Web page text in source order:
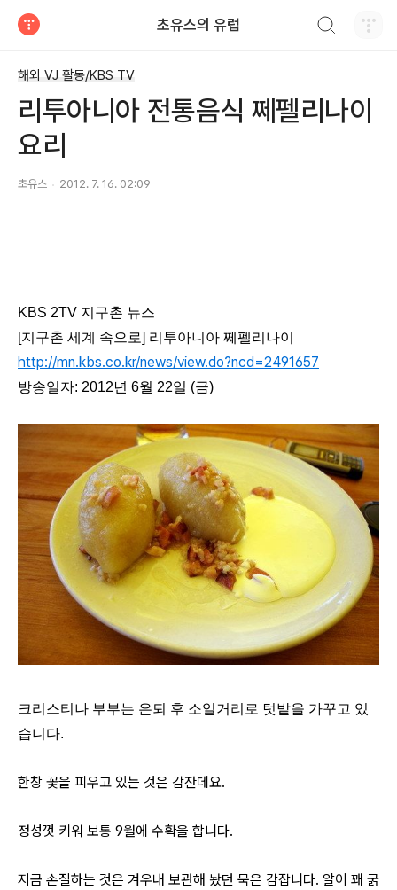
초유스의 유럽
해외 VJ 활동/KBS TV
리투아니아 전통음식 쩨펠리나이
요리
초유스 2012. 7. 16. 02:09
KBS 2TV 지구촌 뉴스
[지구촌 세계 속으로] 리투아니아 쩨펠리나이
http://mn.kbs.co.kr/news/view.do?ncd=2491657
방송일자: 2012년 6월 22일 (금)
크리스티나 부부는 은퇴 후 소일거리로 텃밭을 가꾸고 있
습니다.
한창 꽃을 피우고 있는 것은 감잔데요.
정성껏 키워 보통 9월에 수확을 합니다.
지금 손질하는 것은 겨우내 보관해 놨던 묵은 감잡니다. 알이 꽤 굵